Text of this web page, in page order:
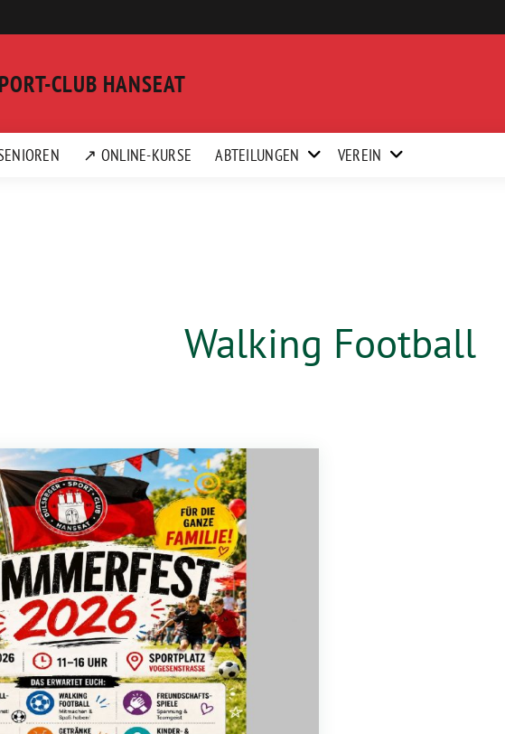
CLUB HANSEAT
↗ ONLINE-KURSE ABTEILUNGEN VEREIN
Walking Football